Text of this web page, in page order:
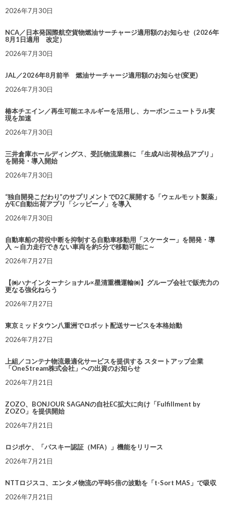
2026年7月30日
NCA／日本発国際航空貨物燃油サーチャージ適用額のお知らせ（2026年
8月1日適用 改定）
2026年7月30日
JAL／2026年8月前半 燃油サーチャージ適用額のお知らせ(変更)
2026年7月30日
椿本チエイン／再生可能エネルギーを活用し、カーボンニュートラル実
現を加速
2026年7月30日
三井倉庫ホールディングス、受託物流業務に 「生成AI出荷検品アプリ」
を開発・導入開始
2026年7月30日
“独自開発こだわり”のサプリメントでD2C展開する「ウェルモット製薬」
がEC自動出荷アプリ「シッピーノ」を導入
2026年7月30日
自動車船の荷役中断を抑制する自動車移動用「スケーター」を開発・導
入 ～自力走行できない車両を約5分で移動可能に～
2026年7月27日
【㈱ハナインターナショナル×星清重機運輸㈱】グループ会社で販売力の
更なる強化ねらう
2026年7月27日
東京ミッドタウン八重洲でロボット配送サービスを本格始動
2026年7月27日
上組／コンテナ物流最適化サービスを提供する スタートアップ企業
「OneStream株式会社」への出資のお知らせ
2026年7月21日
ZOZO、BONJOUR SAGANの自社EC拡大に向け「Fulfillment by
ZOZO」を提供開始
2026年7月21日
ロジポケ、「パスキー認証（MFA）」機能をリリース
2026年7月21日
NTTロジスコ、エンタメ物流の平時5倍の波動を「t-Sort MAS」で吸収
2026年7月21日